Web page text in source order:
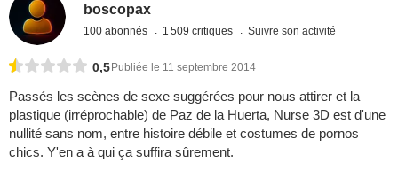
boscopax
100 abonnés 1 509 critiques Suivre son activité
0,5 Publiée le 11 septembre 2014
Passés les scènes de sexe suggérées pour nous attirer et la
plastique (irréprochable) de Paz de la Huerta, Nurse 3D est d'une
nullité sans nom, entre histoire débile et costumes de pornos
chics. Y'en a à qui ça suffira sûrement.